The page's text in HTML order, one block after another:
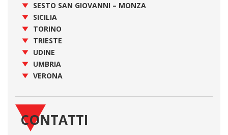
SESTO SAN GIOVANNI – MONZA
SICILIA
TORINO
TRIESTE
UDINE
UMBRIA
VERONA
CONTATTI